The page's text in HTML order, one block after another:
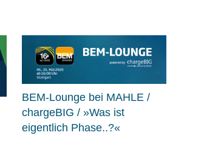
BEM-Lounge bei MAHLE /
chargeBIG / »Was ist
eigentlich Phase..?«